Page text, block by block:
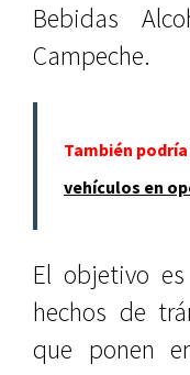
Bebidas
Campeche.
También
vehículos en
El objetivo
hechos de
que ponen